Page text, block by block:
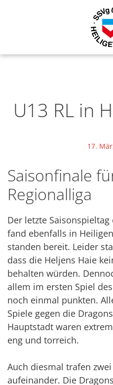
U13 RL in
17.
Saisonfinale
Regionalliga
Der letzte
fand ebenfalls in
standen bereit. Leider
dass die Heljens Haie
behalten würden.
allem im ersten Spiel
noch einmal punkten.
Spiele gegen die
Hauptstadt waren
eng und torreich.
Auch diesmal trafen
aufeinander. Die